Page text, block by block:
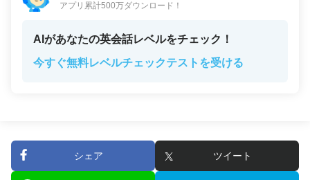
アプリ累計500万ダウンロード！
AIがあなたの英会話レベルをチェック！
今すぐ無料レベルチェックテストを受ける
シェア ツイート